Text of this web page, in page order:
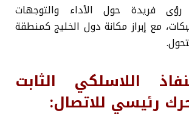
رؤى فريدة حول الأداء والتوجهات
مع إبراز مكانة دول الخليج كمنطقة
اللاسلكي الثابت